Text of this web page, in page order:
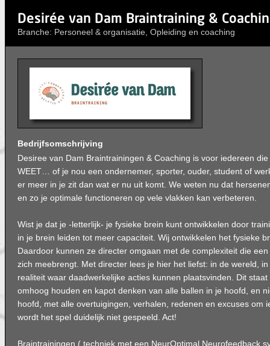
Desirée van Dam Braintraining &
Branche: Personeel & organisatie, Opleiding en coaching
Bedrijfsomschrijving
Desiree van Dam Braintrainingen & Coaching is voor iedereen
WEET… of je nou een ondernemer, sporter, ouder, student of
er meer in je zit dan wat er nu uit komt. We weten nu dat
en zo je optimale functioneren op vele vlakken kan verbeteren.
Wist je dat je -letterlijk- je fysieke brein kunt ontwikkelen door
in je brein leiden tot meer capaciteit. Wij ontwikkelen het fysieke
Daardoor kunnen ze directer omgaan met de complexiteit die
zich meebrengt. Met directer lees je hier het liefst: in de wereld,
realiteit waar daadwerkelijke acties kunnen plaatsvinden. Dit
omhoog houden en kapot denken van alle ballen in je hoofd, en
hoofd, met alle overtuigingen, verhalen, redenen en excuses om
wordt het spel duidelijk niet gespeeld. Act!
Braintrainingen ( techniek met een NeurOptimal Neurofeedback